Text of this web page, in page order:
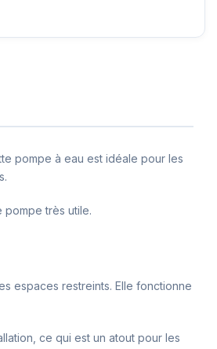
pompe à eau est idéale pour les
pompe très utile.
espaces restreints. Elle fonctionne
ce qui est un atout pour les